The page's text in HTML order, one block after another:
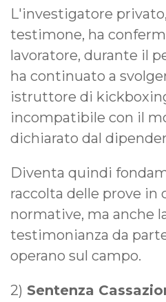
L'investigatore
testimone, ha
lavoratore, durante il
ha continuato a
istruttore di
incompatibile con il
dichiarato dal
Diventa quindi
raccolta delle prove in
normative, ma anche
testimonianza da
operano sul campo.
2) Sentenza